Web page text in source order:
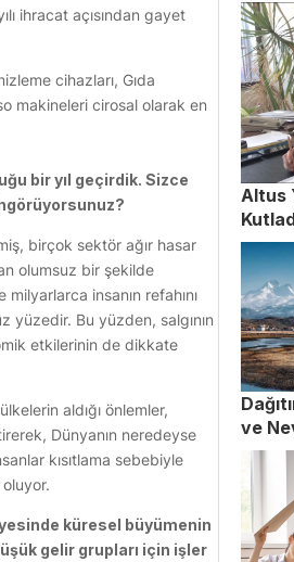
ihracat açısından gayet
cihazları, Gıda
makineleri cirosal olarak en
bir yıl geçirdik. Sizce
birçok sektör ağır hasar
olumsuz bir şekilde
insanın refahını
Bu yüzden, salgının
etkilerinin de dikkate
aldığı önlemler,
Dünyanın neredeyse
kısıtlama sebebiyle
küresel büyümenin
gelir grupları için işler
Altus
ve